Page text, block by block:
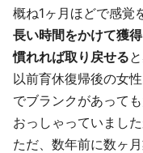
概ね1ヶ月ほどで感覚
長い時間をかけて獲
慣れれば取り戻せる
以前育休復帰後の女
でブランクがあって
おっしゃっていまし
ただ、数年前に数ヶ